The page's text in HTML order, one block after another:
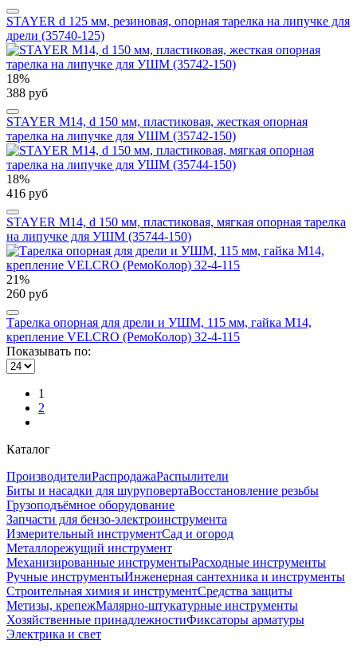
STAYER d 125 мм, резиновая, опорная тарелка на липучке для
дрели (35740-125)
18%
388 руб
STAYER М14, d 150 мм, пластиковая, жесткая опорная
тарелка на липучке для УШМ (35742-150)
18%
416 руб
STAYER М14, d 150 мм, пластиковая, мягкая опорная тарелка
на липучке для УШМ (35744-150)
21%
260 руб
Тарелка опорная для дрели и УШМ, 115 мм, гайка М14,
крепление VELCRO (РемоКолор) 32-4-115
Показывать по:
1
2
Каталог
ПроизводителиРаспродажаРаспылители
Биты и насадки для шуруповертаВосстановление резьбы
Грузоподъёмное оборудование
Запчасти для бензо-электроинструмента
Измерительный инструментСад и огород
Металлорежущий инструмент
Механизированные инструментыРасходные инструменты
Ручные инструментыИнженерная сантехника и инструменты
Строительная химия и инструментСредства защиты
Метизы, крепежМалярно-штукатурные инструменты
Хозяйственные принадлежностиФиксаторы арматуры
Электрика и свет